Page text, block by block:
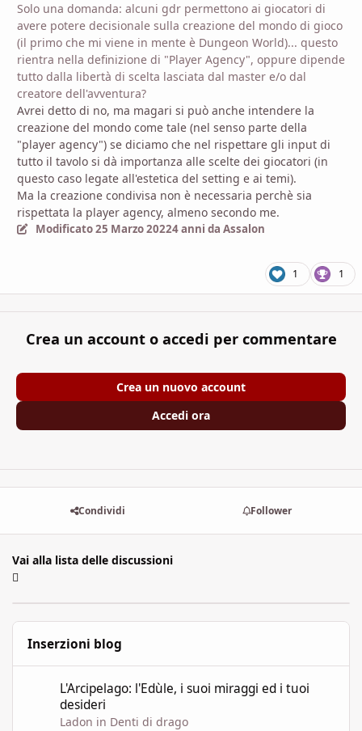
Solo una domanda: alcuni gdr permettono ai giocatori di
avere potere decisionale sulla creazione del mondo di gioco
(il primo che mi viene in mente è Dungeon World)... questo
rientra nella definizione di "Player Agency", oppure dipende
tutto dalla libertà di scelta lasciata dal master e/o dal
creatore dell'avventura?
Avrei detto di no, ma magari si può anche intendere la
creazione del mondo come tale (nel senso parte della
"player agency") se diciamo che nel rispettare gli input di
tutto il tavolo si dà importanza alle scelte dei giocatori (in
questo caso legate all'estetica del setting e ai temi).
Ma la creazione condivisa non è necessaria perchè sia
rispettata la player agency, almeno secondo me.
Modificato25 Marzo 20224 anni da Assalon
1 1
Crea un account o accedi per commentare
Crea un nuovo account
Accedi ora
Condividi Follower
Vai alla lista delle discussioni
Inserzioni blog
L'Arcipelago: l'Edùle, i suoi miraggi ed i tuoi
desideri
Ladon in Denti di drago